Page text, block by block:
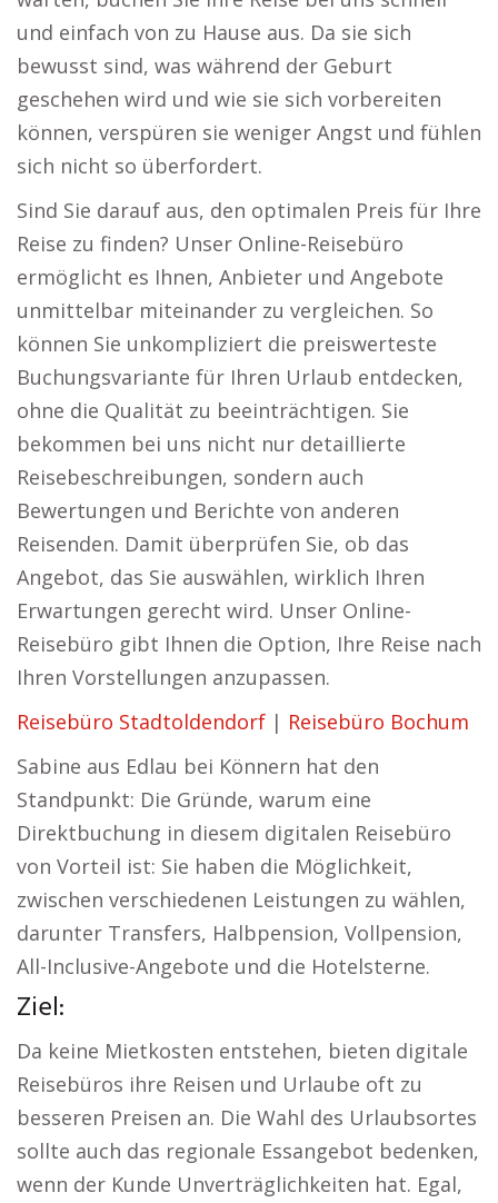
und einfach von zu Hause aus. Da sie sich
bewusst sind, was während der Geburt
geschehen wird und wie sie sich vorbereiten
können, verspüren sie weniger Angst und fühlen
sich nicht so überfordert.
Sind Sie darauf aus, den optimalen Preis für Ihre
Reise zu finden? Unser Online-Reisebüro
ermöglicht es Ihnen, Anbieter und Angebote
unmittelbar miteinander zu vergleichen. So
können Sie unkompliziert die preiswerteste
Buchungsvariante für Ihren Urlaub entdecken,
ohne die Qualität zu beeinträchtigen. Sie
bekommen bei uns nicht nur detaillierte
Reisebeschreibungen, sondern auch
Bewertungen und Berichte von anderen
Reisenden. Damit überprüfen Sie, ob das
Angebot, das Sie auswählen, wirklich Ihren
Erwartungen gerecht wird. Unser Online-
Reisebüro gibt Ihnen die Option, Ihre Reise nach
Ihren Vorstellungen anzupassen.
Reisebüro Stadtoldendorf | Reisebüro Bochum
Sabine aus Edlau bei Könnern hat den
Standpunkt: Die Gründe, warum eine
Direktbuchung in diesem digitalen Reisebüro
von Vorteil ist: Sie haben die Möglichkeit,
zwischen verschiedenen Leistungen zu wählen,
darunter Transfers, Halbpension, Vollpension,
All-Inclusive-Angebote und die Hotelsterne.
Ziel:
Da keine Mietkosten entstehen, bieten digitale
Reisebüros ihre Reisen und Urlaube oft zu
besseren Preisen an. Die Wahl des Urlaubsortes
sollte auch das regionale Essangebot bedenken,
wenn der Kunde Unverträglichkeiten hat. Egal,